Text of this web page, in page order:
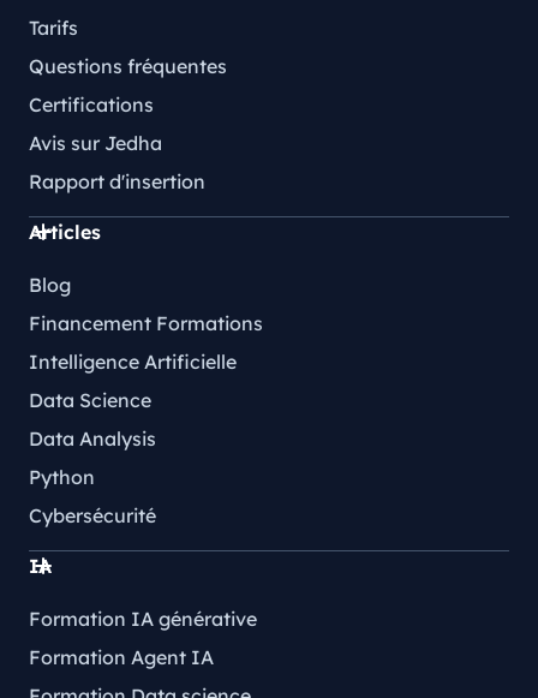
Tarifs
Questions fréquentes
Certifications
Avis sur Jedha
Rapport d'insertion
Articles
Blog
Financement Formations
Intelligence Artificielle
Data Science
Data Analysis
Python
Cybersécurité
IA
Formation IA générative
Formation Agent IA